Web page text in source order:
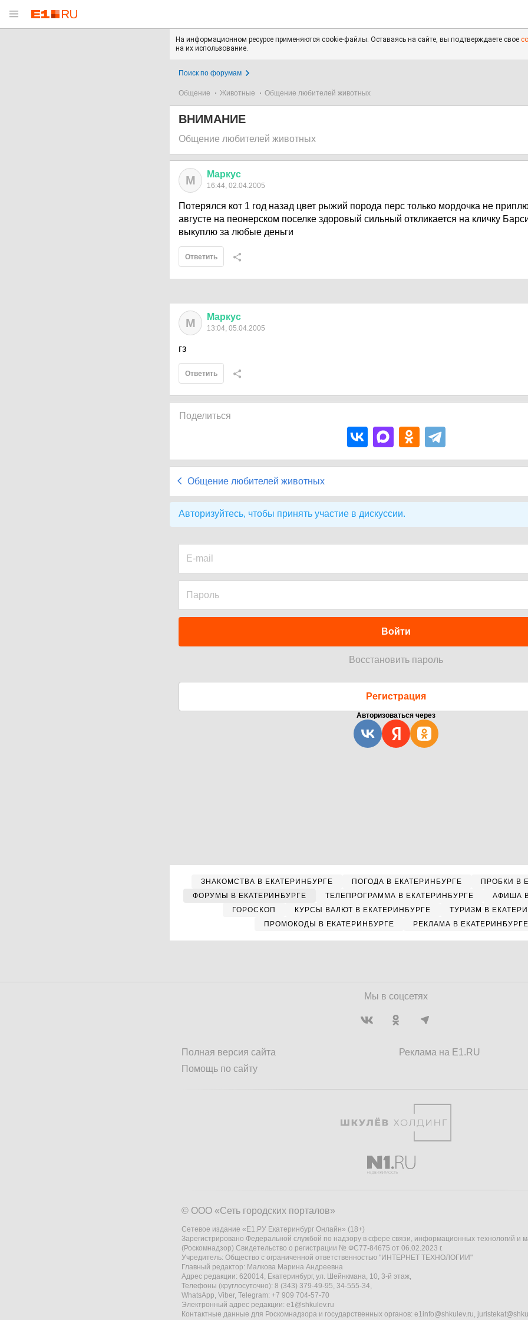
На информационном ресурсе применяются cookie-файлы. Оставаясь на сайте, вы подтверждаете свое
на их использование.
Поиск по форумам
Общение Животные Общение любителей животных
ВНИМАНИЕ
Общение любителей животных
М Маркус
16:44, 02.04.2005
Потерялся кот 1 год назад цвет рыжий порода перс только мордочка не
августе на пеонерском поселке здоровый сильный откликается на кличку
выкуплю за любые деньги
Ответить
М Маркус
13:04, 05.04.2005
гз
Ответить
Поделиться
Общение любителей животных
Авторизуйтесь, чтобы принять участие в дискуссии.
Войти
Восстановить пароль
Регистрация
Авторизоваться через
ЗНАКОМСТВА В ЕКАТЕРИНБУРГЕ ПОГОДА В ЕКАТЕРИНБУРГЕ
ПРОБКИ В
ФОРУМЫ В ЕКАТЕРИНБУРГЕ
ТЕЛЕПРОГРАММА В ЕКАТЕРИНБУРГЕ
АФИША
ГОРОСКОП
КУРСЫ ВАЛЮТ В ЕКАТЕРИНБУРГЕ
ТУРИЗМ В
ПРОМОКОДЫ В ЕКАТЕРИНБУРГЕ
РЕКЛАМА В ЕКАТЕРИНБУРГЕ
Мы в соцсетях
Полная версия сайта
Помощь по сайту
Реклама на E1.RU
© ООО «Сеть городских порталов»
Сетевое издание «Е1.РУ Екатеринбург Онлайн» (18+)
Зарегистрировано Федеральной службой по надзору в сфере связи, информационных технологий и
(Роскомнадзор) Свидетельство о регистрации № ФС77-84675 от 06.02.2023 г.
Учредитель: Общество с ограниченной ответственностью "ИНТЕРНЕТ ТЕХНОЛОГИИ"
Главный редактор: Малкова Марина Андреевна
Адрес редакции: 620014, Екатеринбург, ул. Шейнкмана, 10, 3-й этаж,
Телефоны (круглосуточно): 8 (343) 379-49-95, 34-555-34,
WhatsApp, Viber, Telegram: +7 909 704-57-70
Электронный адрес редакции: e1@shkulev.ru
Контактные данные для Роскомнадзора и государственных органов: e1info@shkulev.ru,